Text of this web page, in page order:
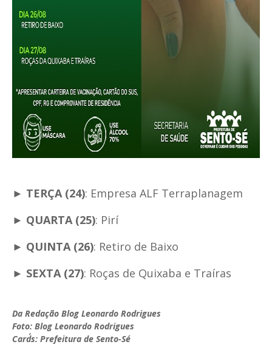
► TERÇA (24): Empresa ALF Terraplanagem
► QUARTA (25): Pirí
► QUINTA (26): Retiro de Baixo
► SEXTA (27): Roças de Quixaba e Traíras
Da Redação Blog Leonardo Rodrigues
Foto: Blog Leonardo Rodrigues
Card´s: Prefeitura de Sento-Sé